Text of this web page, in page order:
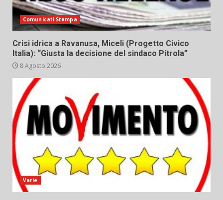
Comunicati Stampa
Crisi idrica a Ravanusa, Miceli (Progetto Civico
Italia): “Giusta la decisione del sindaco Pitrola”
8 Agosto 2026
Varie